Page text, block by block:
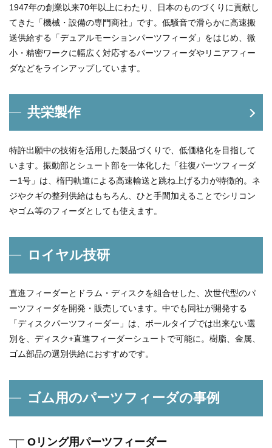
1947年の創業以来70年以上にわたり、日本のものづくりに貢献し
てきた「機械・設備の専門商社」です。低騒音で滑らかに高速搬
送供給する「デュアルモーションパーツフィーダ」をはじめ、微
小・精密ワークに幅広く対応するパーツフィーダやリニアフィー
ダなどをラインアップしています。
共栄製作
特許出願中の技術を活用した製品づくりで、低価格化を目指して
います。振動部とシュート部を一体化した「往復パーツフィーダ
ー1号」は、楕円軌道による高速輸送と跳ね上げる力が特徴的。ネ
ジやクギの整列供給はもちろん、ひと手間加えることでシリコン
やゴム等のフィーダとしても使えます。
ロイヤル技研
直進フィーダーとドラム・ディスクを組合せした、次世代型のパ
ーツフィーダを開発・販売しています。中でも同社が開発する
「ディスクパーツフィーダー」は、ボールタイプでは出来ない選
別を、ディスク+直進フィーダーシュートで可能に。樹脂、金属、
ゴム部品の選別供給におすすめです。
ゴム用のパーツフィーダの事例
Oリング用パーツフィーダー